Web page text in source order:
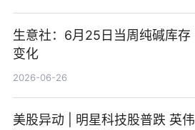
生意社：6月25日当周纯碱库存
变化
2026-06-26
美股异动 | 明星科技股普跌 英伟